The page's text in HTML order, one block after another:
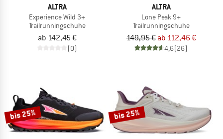
ALTRA
Experience Wild 3+
Trailrunningschuhe
ab 142,45 €
(0)
ALTRA
Lone Peak 9+
Trailrunningschuhe
149,95 € ab 112,46 €
4,6(26)
bis 25% bis 25%